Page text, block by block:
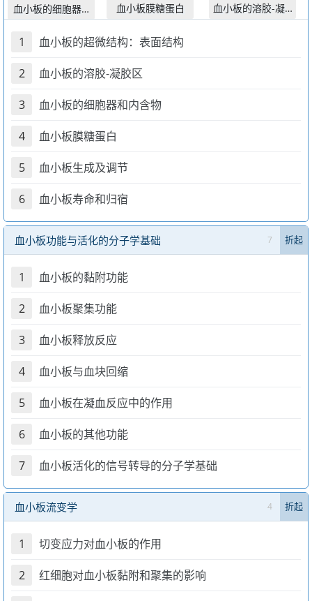
血小板的细胞器和内含 血小板膜糖蛋白 血小板的溶胶-凝胶区
1 血小板的超微结构：表面结构
2 血小板的溶胶-凝胶区
3 血小板的细胞器和内含物
4 血小板膜糖蛋白
5 血小板生成及调节
6 血小板寿命和归宿
血小板功能与活化的分子学基础 7 折起
1 血小板的黏附功能
2 血小板聚集功能
3 血小板释放反应
4 血小板与血块回缩
5 血小板在凝血反应中的作用
6 血小板的其他功能
7 血小板活化的信号转导的分子学基础
血小板流变学 4 折起
1 切变应力对血小板的作用
2 红细胞对血小板黏附和聚集的影响